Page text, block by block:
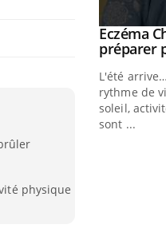
physique
: et si on Youtube
Eczéma
préparer
L'été
rythme de
soleil,
sont ...